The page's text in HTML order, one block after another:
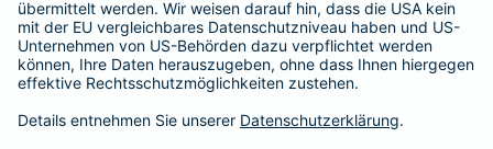
Serviceübersicht
Bleiben Sie in Kontakt